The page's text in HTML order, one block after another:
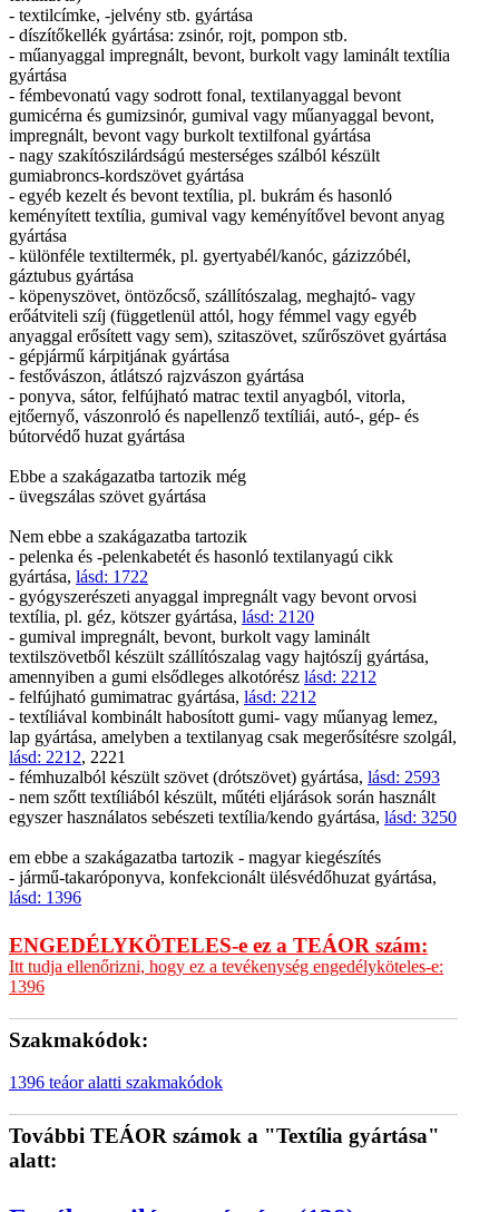
- textilcímke, -jelvény stb. gyártása
- díszítőkellék gyártása: zsinór, rojt, pompon stb.
- műanyaggal impregnált, bevont, burkolt vagy laminált textília
gyártása
- fémbevonatú vagy sodrott fonal, textilanyaggal bevont
gumicérna és gumizsinór, gumival vagy műanyaggal bevont,
impregnált, bevont vagy burkolt textilfonal gyártása
- nagy szakítószilárdságú mesterséges szálból készült
gumiabroncs-kordszövet gyártása
- egyéb kezelt és bevont textília, pl. bukrám és hasonló
keményített textília, gumival vagy keményítővel bevont anyag
gyártása
- különféle textiltermék, pl. gyertyabél/kanóc, gázizzóbél,
gáztubus gyártása
- köpenyszövet, öntözőcső, szállítószalag, meghajtó- vagy
erőátviteli szíj (függetlenül attól, hogy fémmel vagy egyéb
anyaggal erősített vagy sem), szitaszövet, szűrőszövet gyártása
- gépjármű kárpitjának gyártása
- festővászon, átlátszó rajzvászon gyártása
- ponyva, sátor, felfújható matrac textil anyagból, vitorla,
ejtőernyő, vászonroló és napellenző textíliái, autó-, gép- és
bútorvédő huzat gyártása
Ebbe a szakágazatba tartozik még
- üvegszálas szövet gyártása
Nem ebbe a szakágazatba tartozik
- pelenka és -pelenkabetét és hasonló textilanyagú cikk
gyártása, lásd: 1722
- gyógyszerészeti anyaggal impregnált vagy bevont orvosi
textília, pl. géz, kötszer gyártása, lásd: 2120
- gumival impregnált, bevont, burkolt vagy laminált
textilszövetből készült szállítószalag vagy hajtószíj gyártása,
amennyiben a gumi elsődleges alkotórész lásd: 2212
- felfújható gumimatrac gyártása, lásd: 2212
- textíliával kombinált habosított gumi- vagy műanyag lemez,
lap gyártása, amelyben a textilanyag csak megerősítésre szolgál,
lásd: 2212, 2221
- fémhuzalból készült szövet (drótszövet) gyártása, lásd: 2593
- nem szőtt textíliából készült, műtéti eljárások során használt
egyszer használatos sebészeti textília/kendo gyártása, lásd: 3250
em ebbe a szakágazatba tartozik - magyar kiegészítés
- jármű-takaróponyva, konfekcionált ülésvédőhuzat gyártása,
lásd: 1396
ENGEDÉLYKÖTELES-e ez a TEÁOR szám:
Itt tudja ellenőrizni, hogy ez a tevékenység engedélyköteles-e:
1396
Szakmakódok:
1396 teáor alatti szakmakódok
További TEÁOR számok a "Textília gyártása"
alatt: